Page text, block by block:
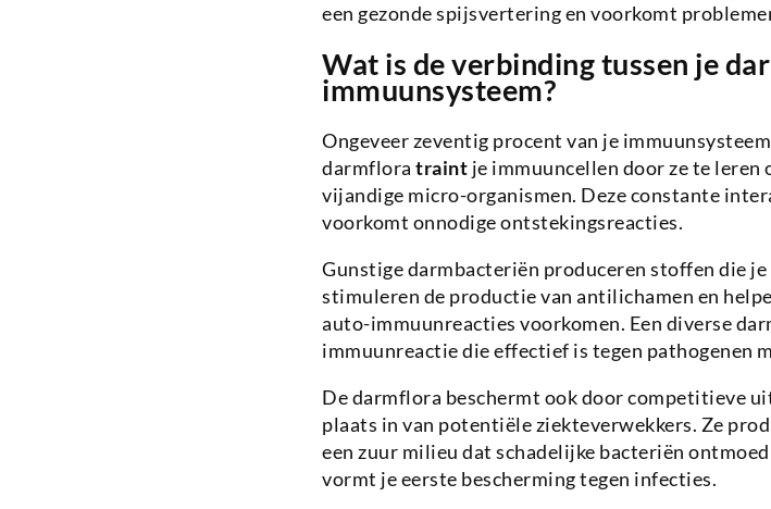
een gezonde spijsvertering en voorkomt
Wat is de verbinding tussen je
immuunsysteem?
Ongeveer zeventig procent van je
darmflora traint je immuuncellen door ze te leren
vijandige micro-organismen. Deze constante
voorkomt onnodige ontstekingsreacties.
Gunstige darmbacteriën produceren stoffen die
stimuleren de productie van antilichamen en
auto-immuunreacties voorkomen. Een diverse
immuunreactie die effectief is tegen pathogenen
De darmflora beschermt ook door competitieve
plaats in van potentiële ziekteverwekkers. Ze
een zuur milieu dat schadelijke bacteriën
vormt je eerste bescherming tegen infecties.